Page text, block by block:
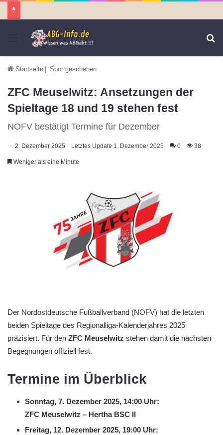
Menü
Startseite | Sportgeschehen
ZFC Meuselwitz: Ansetzungen der
Spieltage 18 und 19 stehen fest
NOFV bestätigt Termine für Dezember
2. Dezember 2025 Letztes Update 1. Dezember 2025 0 38
Weniger als eine Minute
Der Nordostdeutsche Fußballverband (NOFV) hat die letzten
beiden Spieltage des Regionalliga-Kalenderjahres 2025
präzisiert. Für den ZFC Meuselwitz stehen damit die nächsten
Begegnungen offiziell fest.
Termine im Überblick
Sonntag, 7. Dezember 2025, 14:00 Uhr:
ZFC Meuselwitz – Hertha BSC II
Freitag, 12. Dezember 2025, 19:00 Uhr: